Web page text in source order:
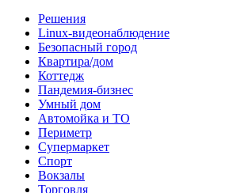
Решения
Linux-видеонаблюдение
Безопасный город
Квартира/дом
Коттедж
Пандемия-бизнес
Умный дом
Автомойка и ТО
Периметр
Супермаркет
Спорт
Вокзалы
Торговля